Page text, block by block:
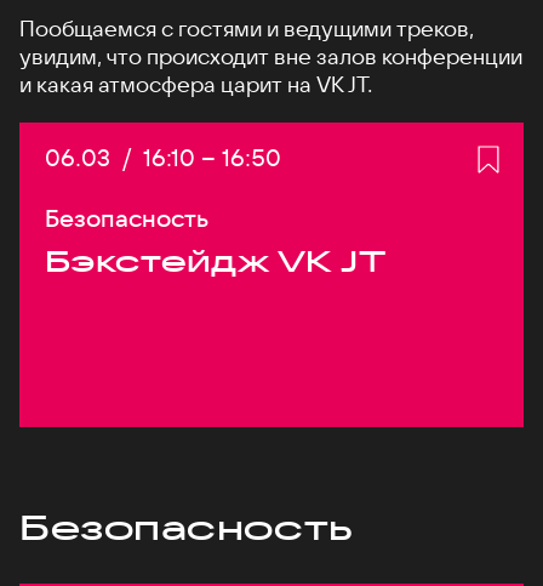
Пообщаемся с гостями и ведущими треков,
увидим, что происходит вне залов конференции
и какая атмосфера царит на VK JT.
Дата:
06.03 / Начало:
16:10 – Конец:
16:50
Безопасность
Бэкстейдж VK JT
Безопасность